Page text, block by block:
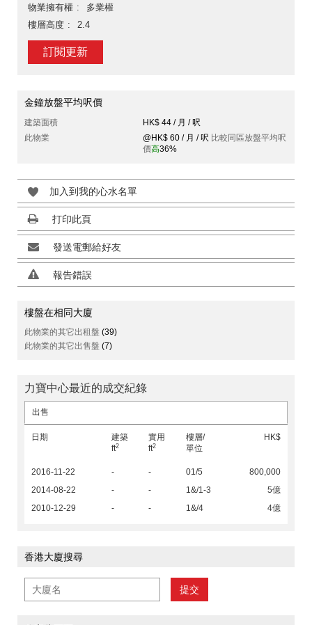
物業擁有權
多業權
樓層高度
2.4
訂閱更新
金鐘放盤平均呎價
建築面積
HK$ 44 / 月 / 呎
此物業
@HK$ 60 / 月 / 呎 比較同區放盤平均呎
價高36%
加入到我的心水名單
打印此頁
發送電郵給好友
報告錯誤
樓盤在相同大廈
此物業的其它出租盤 (39)
此物業的其它出售盤 (7)
力寶中心最近的成交紀錄
出售
日期
建築
ft2
實用
ft2
樓層/
單位
HK$
2016-11-22 - - 01/5
800,000
2014-08-22
- - 1&/1-3
5億
2010-12-29
- - 1&/4 4億
香港大廈搜尋
提交